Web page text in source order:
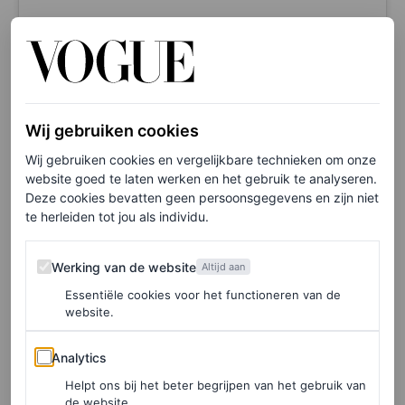
View this post on Instagram
A post shared by Anne Hathaway (@annehathaway)
Elke week onze beste artikelen in je inbox?
Wij gebruiken cookies
Wij gebruiken cookies en vergelijkbare technieken om onze
website goed te laten werken en het gebruik te analyseren.
Deze cookies bevatten geen persoonsgegevens en zijn niet
te herleiden tot jou als individu.
Werking van de website
Werking van de website Altijd aan
Essentiële cookies voor het functioneren van de
website.
Analytics
Analytics
Helpt ons bij het beter begrijpen van het gebruik van